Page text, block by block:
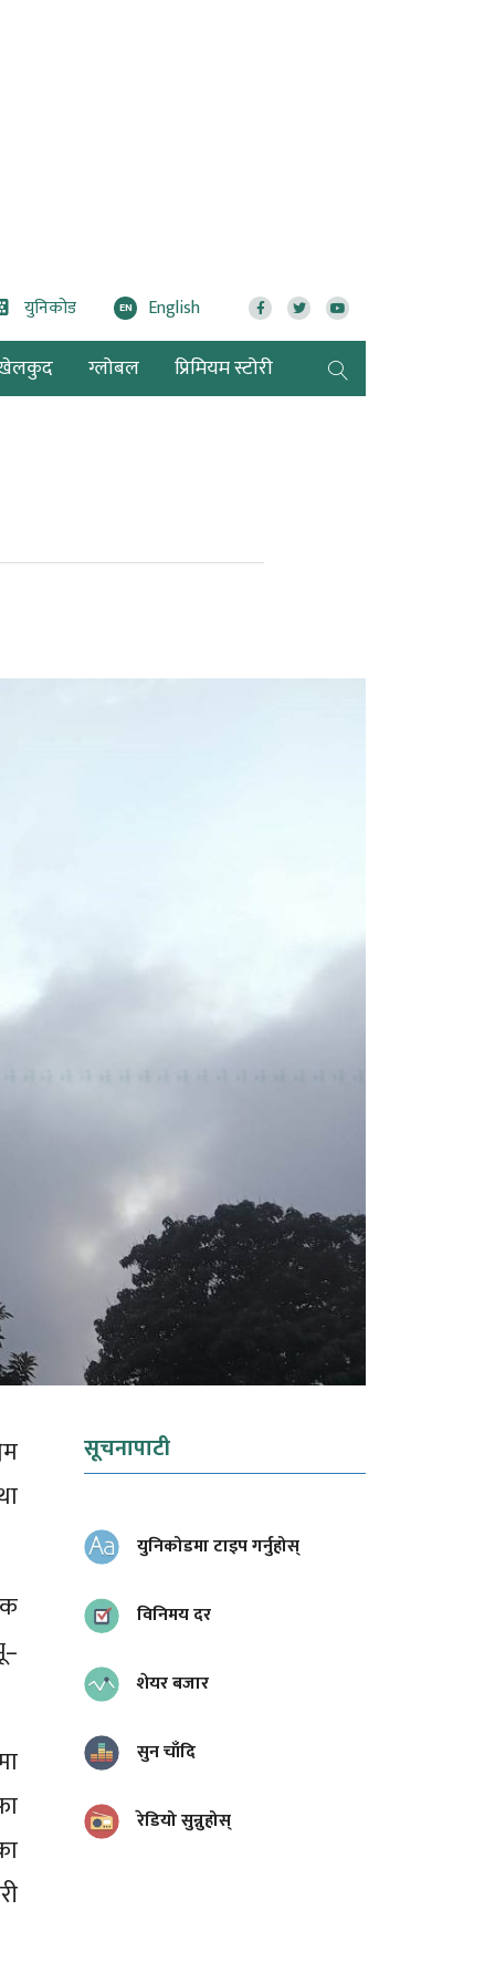
युनिकोड EN English
ग्लोबल प्रिमियम स्टोरी
सूचनापाटी
युनिकोडमा टाइप गर्नुहोस्
विनिमय दर
शेयर बजार
सुन चाँदि
रेडियो सुन्नुहोस्